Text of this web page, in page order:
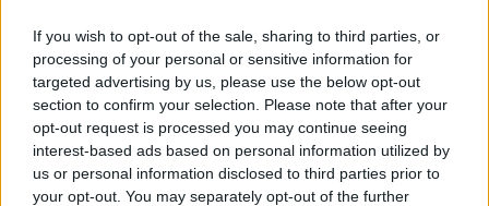
If you wish to opt-out of the sale, sharing to third parties, or
processing of your personal or sensitive information for
targeted advertising by us, please use the below opt-out
section to confirm your selection. Please note that after your
opt-out request is processed you may continue seeing
interest-based ads based on personal information utilized by
us or personal information disclosed to third parties prior to
your opt-out. You may separately opt-out of the further
Különös népszerűségnek…
Hodorkovszkij – a jogállam
leghiteltelenebb ügyvédje
Nyeznajka• 2010. november 03.